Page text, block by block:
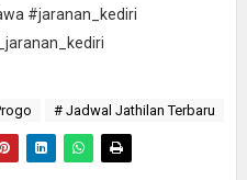
#jaranan_kediri
# Jadwal Jathilan Terbaru